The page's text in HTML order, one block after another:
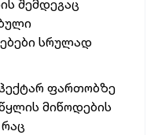
შემდეგაც
სრულად
ფართობზე
მიწოდების